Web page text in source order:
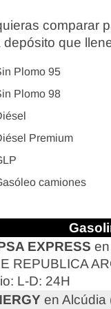
comparar
que
Plomo 95
Plomo 98
Premium
camiones
EXPRESS
REPUBLICA
L-D: 24H
en Alcúdia